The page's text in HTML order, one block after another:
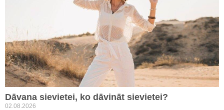
Dāvana sievietei, ko dāvināt sievietei?
02.08.2026